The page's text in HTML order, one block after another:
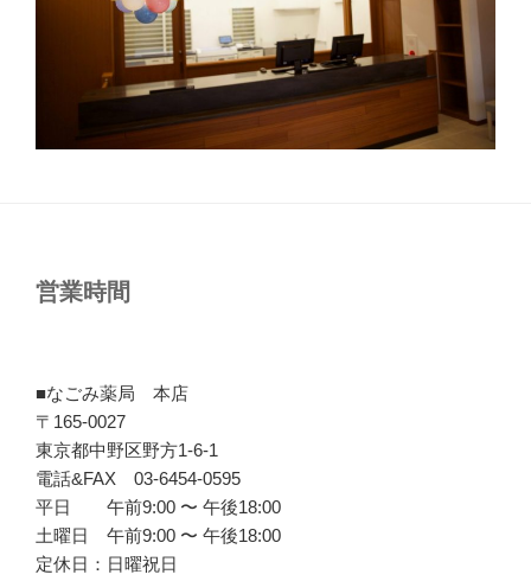
営業時間
■なごみ薬局 本店
〒165-0027
東京都中野区野方1-6-1
電話&FAX 03-6454-0595
平日 午前9:00 〜 午後18:00
土曜日 午前9:00 〜 午後18:00
定休日：日曜祝日